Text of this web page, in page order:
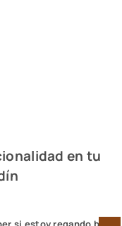
en tu